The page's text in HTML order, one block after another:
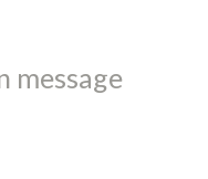
message